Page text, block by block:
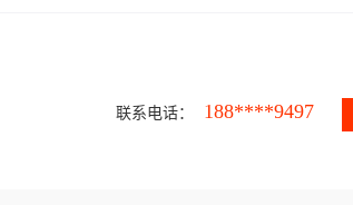
联系电话： 188****9497